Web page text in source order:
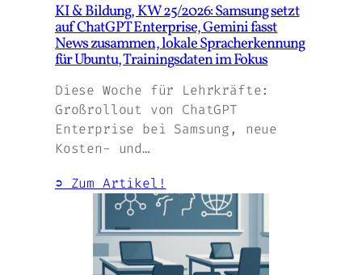
KI & Bildung, KW 25/2026: Samsung setzt
auf ChatGPT Enterprise, Gemini fasst
News zusammen, lokale Spracherkennung
für Ubuntu, Trainingsdaten im Fokus
Diese Woche für Lehrkräfte:
Großrollout von ChatGPT
Enterprise bei Samsung, neue
Kosten- und…
➲ Zum Artikel!